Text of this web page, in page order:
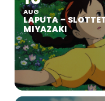
AUG
LAPUTA –
MIYAZAKI